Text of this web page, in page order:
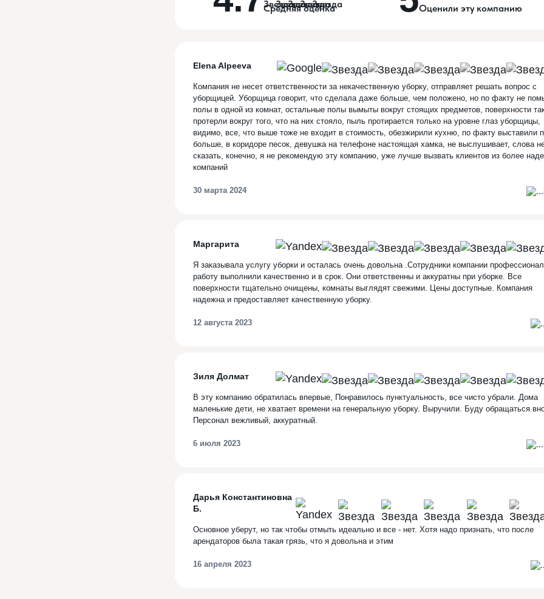
Средняя оценка Оценили эту компанию
Elena Alpeeva
Компания не несет ответственности за некачественную уборку, отправляет решать вопрос с
уборщицей. Уборщица говорит, что сделала даже больше, чем положено, но по факту не
полы в одной из комнат, остальные полы вымыты вокруг стоящих предметов, поверхности
протерли вокруг того, что на них стояло, пыль протирается только на уровне глаз уборщицы,
видимо, все, что выше тоже не входит в стоимость, обезжирили кухню, по факту выставили
больше, в коридоре песок, девушка на телефоне настоящая хамка, не выслушивает, слова
сказать, конечно, я не рекомендую эту компанию, уже лучше вызвать клиентов из более
компаний
30 марта 2024
Маргарита
Я заказывала услугу уборки и осталась очень довольна .Сотрудники компании
работу выполнили качественно и в срок. Они ответственны и аккуратны при уборке. Все
поверхности тщательно очищены, комнаты выглядят свежими. Цены доступные. Компания
надежна и предоставляет качественную уборку.
12 августа 2023
Зиля Долмат
В эту компанию обратилась впервые, Понравилось пунктуальность, все чисто убрали. Дома
маленькие дети, не хватает времени на генеральную уборку. Выручили. Буду обращаться
Персонал вежливый, аккуратный.
6 июля 2023
Дарья Константиновна
Б.
Основное уберут, но так чтобы отмыть идеально и все - нет. Хотя надо признать, что после
арендаторов была такая грязь, что я довольна и этим
16 апреля 2023